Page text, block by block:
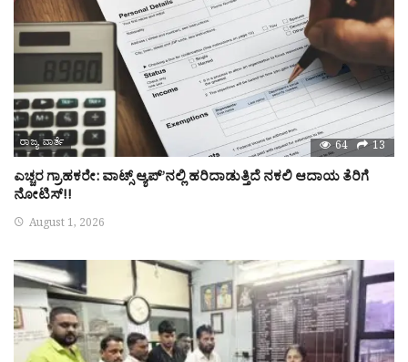
ರಾಜ್ಯ ವಾರ್ತೆ 64 13
ಎಚ್ಚರ ಗ್ರಾಹಕರೇ: ವಾಟ್ಸ್ ಆ್ಯಪ್’ನಲ್ಲಿ ಹರಿದಾಡುತ್ತಿದೆ ನಕಲಿ ಆದಾಯ ತೆರಿಗೆ
ನೋಟಿಸ್!!
August 1, 2026